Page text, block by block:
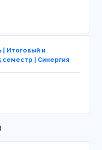
| Итоговый и
| Синергия